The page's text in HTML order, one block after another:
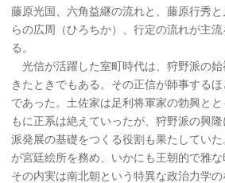
藤原光国、六角益継の流れと、藤原行秀
らの広周（ひろちか）、行定の流れが主
る。
光信が活躍した室町時代は、狩野派の始
きたときでもある。その正信が師事する
であった。土佐家は足利将軍家の勃興と
もに正系は絶えていったが、狩野派の興
派発展の基礎をつくる役割も果たしてい
が宮廷絵所を務め、いかにも王朝的で雅な
その内実は南北朝という特異な政治力学